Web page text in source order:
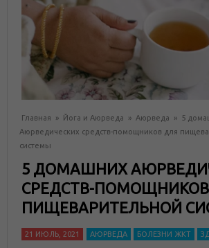
Главная » Йога и Аюрведа » Аюрведа »
5
Аюрведических средств-помощников для
системы
5 ДОМАШНИХ
СРЕДСТВ-
ПИЩЕВАРИТЕЛЬНОЙ
21 ИЮЛЬ, 2021 АЮРВЕДА БОЛЕЗНИ ЖКТ